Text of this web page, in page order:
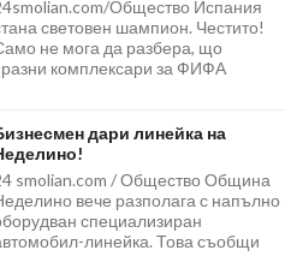
Общество Испания
световен шампион. Честито!
не мога да разбера, що
разни комплексари за ФИФА
дари линейка на
smolian.com / Общество Община
вече разполага с напълно
специализиран
линейка. Това съобщи